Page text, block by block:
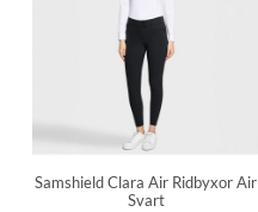
Samshield Clara Air Ridbyxor Air
Svart